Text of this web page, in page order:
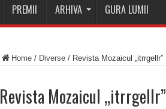
PREMII ARHIVA GURA LUMII
Home / Diverse / Revista Mozaicul „itrrgellr”
Revista Mozaicul „itrrgellr”